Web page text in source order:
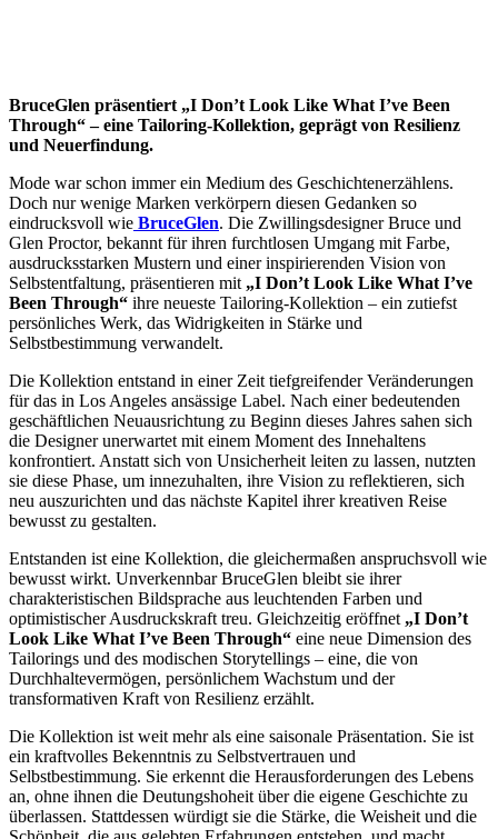
BruceGlen präsentiert „I Don’t Look Like What I’ve Been
Through“ – eine Tailoring-Kollektion, geprägt von Resilienz
und Neuerfindung.
Mode war schon immer ein Medium des Geschichtenerzählens.
Doch nur wenige Marken verkörpern diesen Gedanken so
eindrucksvoll wie BruceGlen. Die Zwillingsdesigner Bruce und
Glen Proctor, bekannt für ihren furchtlosen Umgang mit Farbe,
ausdrucksstarken Mustern und einer inspirierenden Vision von
Selbstentfaltung, präsentieren mit „I Don’t Look Like What I’ve
Been Through“ ihre neueste Tailoring-Kollektion – ein zutiefst
persönliches Werk, das Widrigkeiten in Stärke und
Selbstbestimmung verwandelt.
Die Kollektion entstand in einer Zeit tiefgreifender Veränderungen
für das in Los Angeles ansässige Label. Nach einer bedeutenden
geschäftlichen Neuausrichtung zu Beginn dieses Jahres sahen sich
die Designer unerwartet mit einem Moment des Innehaltens
konfrontiert. Anstatt sich von Unsicherheit leiten zu lassen, nutzten
sie diese Phase, um innezuhalten, ihre Vision zu reflektieren, sich
neu auszurichten und das nächste Kapitel ihrer kreativen Reise
bewusst zu gestalten.
Entstanden ist eine Kollektion, die gleichermaßen anspruchsvoll wie
bewusst wirkt. Unverkennbar BruceGlen bleibt sie ihrer
charakteristischen Bildsprache aus leuchtenden Farben und
optimistischer Ausdruckskraft treu. Gleichzeitig eröffnet „I Don’t
Look Like What I’ve Been Through“ eine neue Dimension des
Tailorings und des modischen Storytellings – eine, die von
Durchhaltevermögen, persönlichem Wachstum und der
transformativen Kraft von Resilienz erzählt.
Die Kollektion ist weit mehr als eine saisonale Präsentation. Sie ist
ein kraftvolles Bekenntnis zu Selbstvertrauen und
Selbstbestimmung. Sie erkennt die Herausforderungen des Lebens
an, ohne ihnen die Deutungshoheit über die eigene Geschichte zu
überlassen. Stattdessen würdigt sie die Stärke, die Weisheit und die